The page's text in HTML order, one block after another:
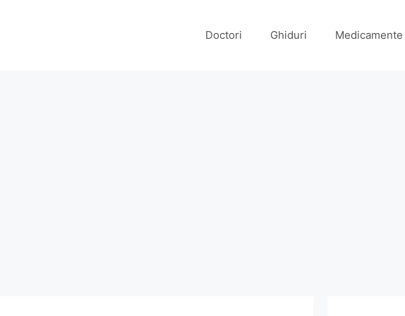
Doctori Ghiduri Medicamente